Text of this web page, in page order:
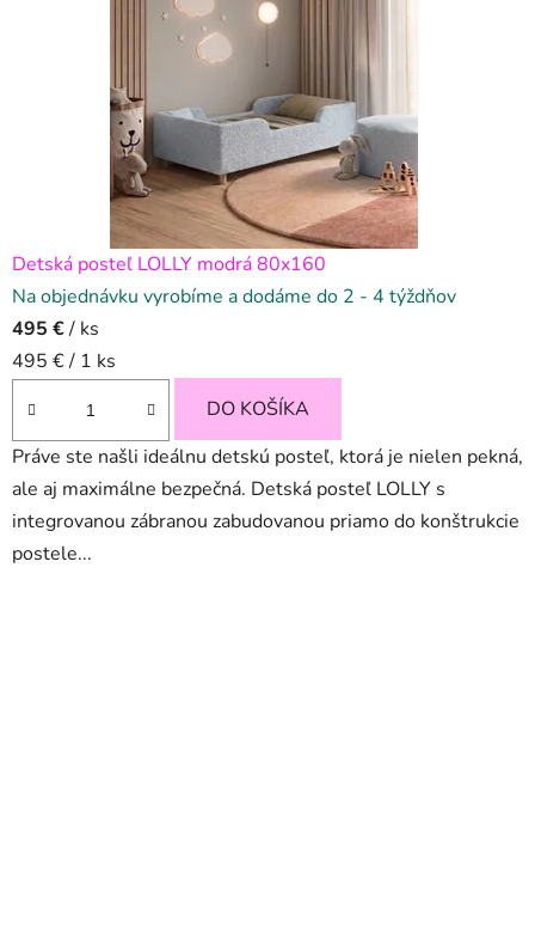
Detská posteľ LOLLY modrá 80x160
Na objednávku vyrobíme a dodáme do 2 - 4 týždňov
495 €/ ks
Jednotková
495 € / 1 ks
DO KOŠÍKA
Práve ste našli ideálnu detskú posteľ, ktorá je nielen pekná,
ale aj maximálne bezpečná. Detská posteľ LOLLY s
integrovanou zábranou zabudovanou priamo do konštrukcie
postele...